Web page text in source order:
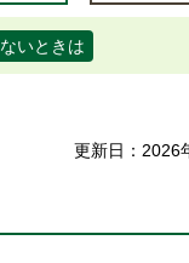
いときは
更新日：2026